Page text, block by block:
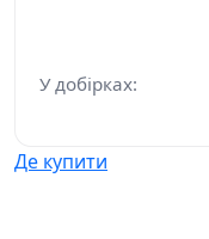
У добірках:
Де купити